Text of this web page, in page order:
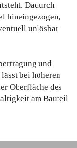
Dadurch
hineingezogen,
unlösbar
und
bei höheren
Oberfläche des
am Bauteil